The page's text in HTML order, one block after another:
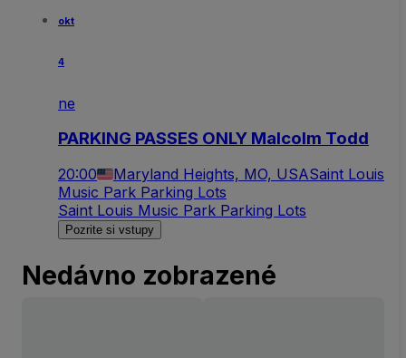
okt
4
ne
PARKING PASSES ONLY Malcolm Todd
20:00 Maryland Heights, MO, USASaint Louis
Music Park Parking Lots
Saint Louis Music Park Parking Lots
Pozrite si vstupy
Nedávno zobrazené